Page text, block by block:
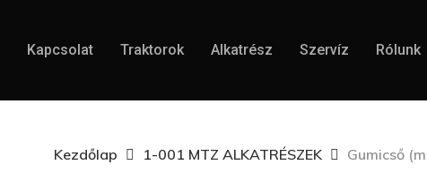
Kapcsolat Traktorok Alkatrész Szervíz Rólunk
Kezdőlap 1-001 MTZ ALKATRÉSZEK Gumicső